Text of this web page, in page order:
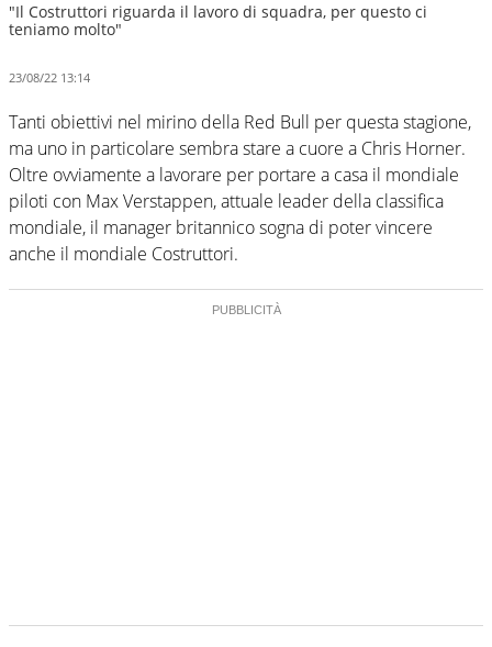
"Il Costruttori riguarda il lavoro di squadra, per questo ci
teniamo molto"
23/08/22 13:14
Tanti obiettivi nel mirino della Red Bull per questa stagione,
ma uno in particolare sembra stare a cuore a Chris Horner.
Oltre ovviamente a lavorare per portare a casa il mondiale
piloti con Max Verstappen, attuale leader della classifica
mondiale, il manager britannico sogna di poter vincere
anche il mondiale Costruttori.